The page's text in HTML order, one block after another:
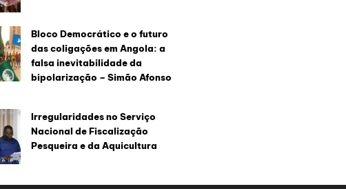
Bloco Democrático e o futuro
das coligações em Angola: a
falsa inevitabilidade da
bipolarização – Simão Afonso
Irregularidades no Serviço
Nacional de Fiscalização
Pesqueira e da Aquicultura